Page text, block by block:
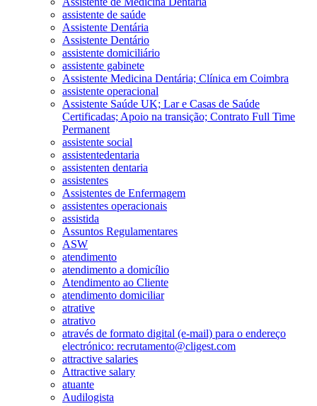
assistente de saúde
Assistente Dentária
Assistente Dentário
assistente domiciliário
assistente gabinete
Assistente Medicina Dentária; Clínica em Coimbra
assistente operacional
Assistente Saúde UK; Lar e Casas de Saúde
Certificadas; Apoio na transição; Contrato Full Time
Permanent
assistente social
assistentedentaria
assistenten dentaria
assistentes
Assistentes de Enfermagem
assistentes operacionais
assistida
Assuntos Regulamentares
ASW
atendimento
atendimento a domicílio
Atendimento ao Cliente
atendimento domiciliar
atrative
atrativo
através de formato digital (e-mail) para o endereço
electrónico: recrutamento@cligest.com
attractive salaries
Attractive salary
atuante
Audilogista